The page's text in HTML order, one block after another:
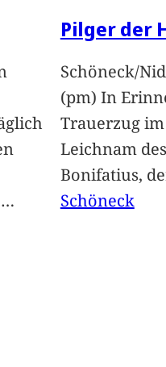
…
Pilger der
Schöneck/
(pm) In
Trauerzug im
Leichnam
Bonifatius,
Schöneck